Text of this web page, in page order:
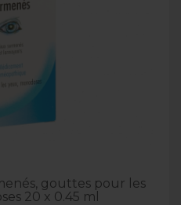
gouttes pour les
20 x 0.45 ml